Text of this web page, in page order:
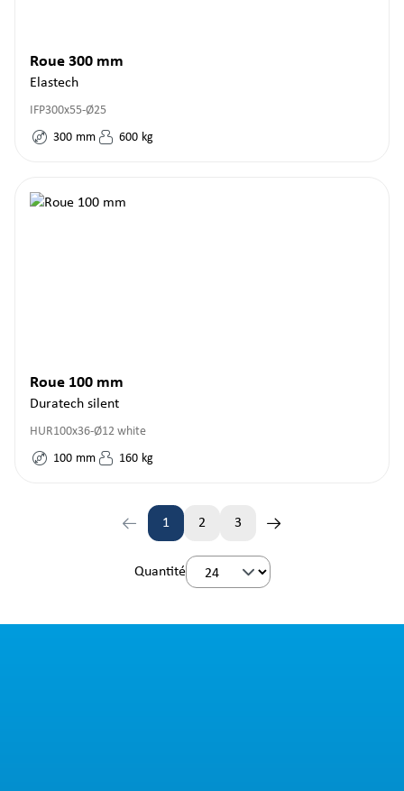
Roue 300 mm
Elastech
IFP300x55-Ø25
300 mm 600 kg
Roue 100 mm
Duratech silent
HUR100x36-Ø12 white
100 mm 160 kg
Page
1 2 3
Quantité